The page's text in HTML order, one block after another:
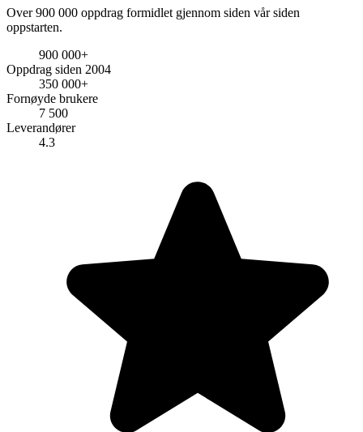
Over 900 000 oppdrag formidlet gjennom siden vår siden
oppstarten.
900 000+
Oppdrag siden 2004
350 000+
Fornøyde brukere
7 500
Leverandører
4.3